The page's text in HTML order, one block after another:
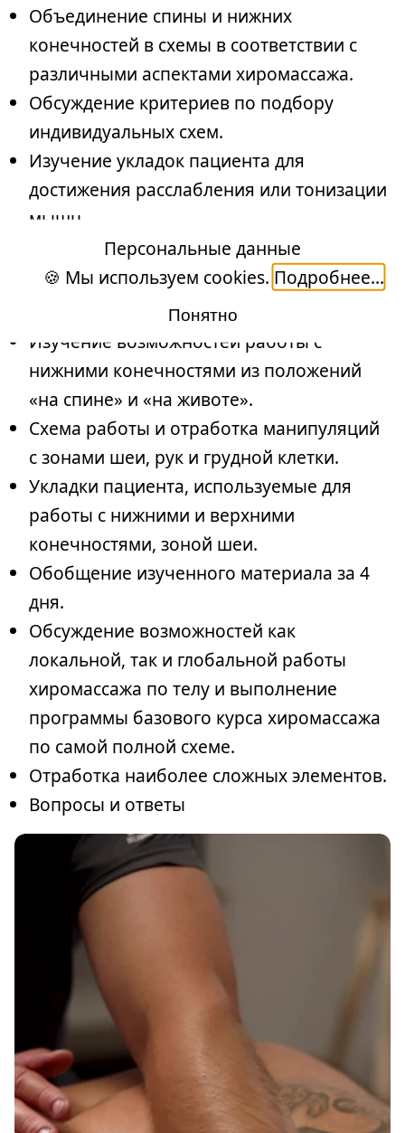
Объединение спины и нижних
конечностей в схемы в соответствии с
различными аспектами хиромассажа.
Обсуждение критериев по подбору
индивидуальных схем.
Изучение укладок пациента для
достижения расслабления или тонизации
мышц.
Вопросы и ответы.
4 ДЕНЬ
Изучение возможностей работы с
нижними конечностями из положений
«на спине» и «на животе».
Схема работы и отработка манипуляций
с зонами шеи, рук и грудной клетки.
Укладки пациента, используемые для
работы с нижними и верхними
конечностями, зоной шеи.
Обобщение изученного материала за 4
дня.
Обсуждение возможностей как
локальной, так и глобальной работы
хиромассажа по телу и выполнение
программы базового курса хиромассажа
по самой полной схеме.
Отработка наиболее сложных элементов.
Вопросы и ответы
Персональные данные
🍪 Мы используем cookies. Подробнее...
Понятно